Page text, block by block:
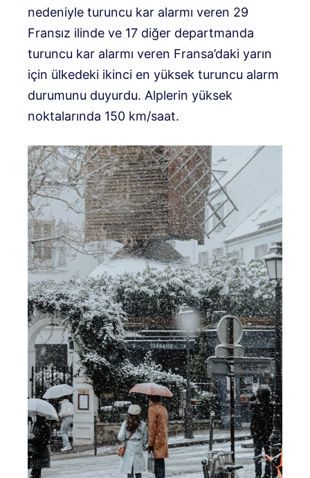
nedeniyle turuncu kar alarmı veren 29
Fransız ilinde ve 17 diğer departmanda
turuncu kar alarmı veren Fransa’daki yarın
için ülkedeki ikinci en yüksek turuncu alarm
durumunu duyurdu. Alplerin yüksek
noktalarında 150 km/saat.